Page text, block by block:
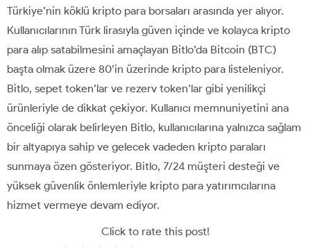
Türkiye’nin köklü kripto para borsaları arasında yer alıyor.
Kullanıcılarının Türk lirasıyla güven içinde ve kolayca kripto
para alıp satabilmesini amaçlayan Bitlo’da Bitcoin (BTC)
başta olmak üzere 80’in üzerinde kripto para listeleniyor.
Bitlo, sepet token’lar ve rezerv token’lar gibi yenilikçi
ürünleriyle de dikkat çekiyor. Kullanıcı memnuniyetini ana
önceliği olarak belirleyen Bitlo, kullanıcılarına yalnızca sağlam
bir altyapıya sahip ve gelecek vadeden kripto paraları
sunmaya özen gösteriyor. Bitlo, 7/24 müşteri desteği ve
yüksek güvenlik önlemleriyle kripto para yatırımcılarına
hizmet vermeye devam ediyor.
Click to rate this post!